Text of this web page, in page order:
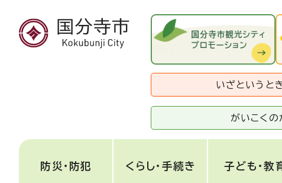
いざというと
がいこくの
防災・防犯 くらし・手続き 子ども・教